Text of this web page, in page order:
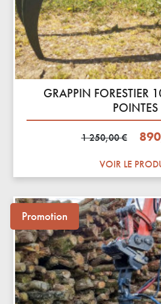
GRAPPIN FORESTIER
POINTES
Prix de base
1 250,00 € Prix
VOIR LE
Promotion